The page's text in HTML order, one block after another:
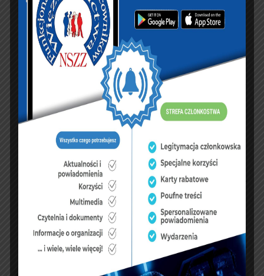
Zobacz księgę
dopisz do księgi
NASZ FACEBOOK
UBEZPIECZENIA